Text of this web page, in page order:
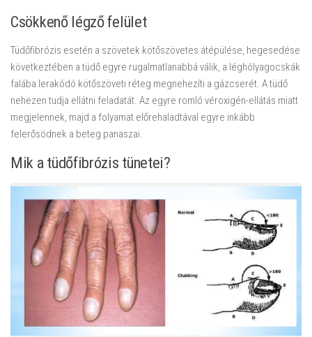
Csökkenő légző felület
Tüdőfibrózis esetén a szövetek kötőszövetes átépülése, hegesedése
következtében a tüdő egyre rugalmatlanabbá válik, a léghólyagocskák
falába lerakódó kötőszöveti réteg megnehezíti a gázcserét. A tüdő
nehezen tudja ellátni feladatát. Az egyre romló véroxigén-ellátás miatt
megjelennek, majd a folyamat előrehaladtával egyre inkább
felerősödnek a beteg panaszai.
Mik a tüdőfibrózis tünetei?